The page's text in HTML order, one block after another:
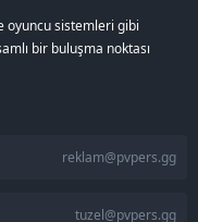
oyuncu sistemleri gibi
bir buluşma noktası
reklam@pvpers.gg
tuzel@pvpers.gg